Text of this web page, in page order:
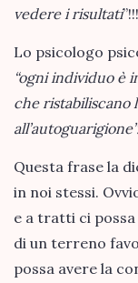
vedere i risultati”!!!
Lo psicologo
“ogni individuo è
che ristabiliscano
Questa frase la
in noi stessi.
e a tratti ci possa
di un terreno
possa avere la